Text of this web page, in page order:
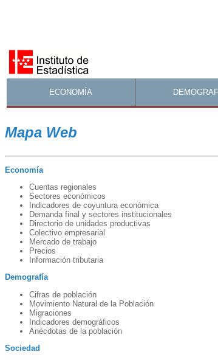
ECONOMÍA
Mapa Web
Economía
Cuentas regionales
Sectores económicos
Indicadores de coyuntura económica
Demanda final y sectores institucionales
Directorio de unidades productivas
Colectivo empresarial
Mercado de trabajo
Precios
nformación tributaria
Demografía
Cifras de población
Movimiento Natural de la Población
Migraciones
Indicadores demográficos
Anécdotas de la población
Sociedad